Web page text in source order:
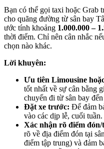
Bạn có thể gọi taxi hoặc Grab
cho quãng đường từ sân bay
ước tính khoảng 1.000.000 –
thời điểm. Chỉ nên cân nhắc
chọn nào khác.
Lời khuyên:
Ưu tiên Limousine
tốt nhất về sự cân bằng
chuyến đi từ sân bay
Đặt xe trước: Để đảm
vào các dịp lễ, cuối tuần.
Xác nhận rõ điểm
rõ về địa điểm đón tại
điểm tập trung) và đảm